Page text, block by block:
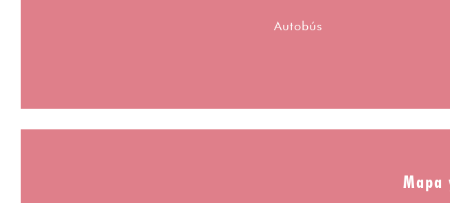
Autobús
Mapa